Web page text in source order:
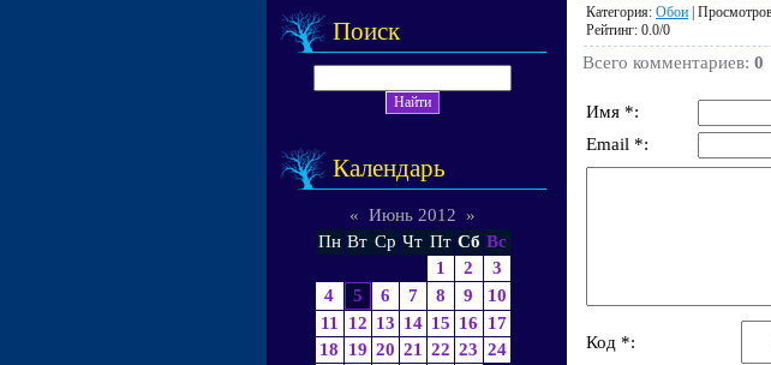
Поиск
Календарь
« Июнь 2012
»
Пн Вт Ср Чт Пт Сб Вс
1
2
3
4
5 6 7 8 9
10
11
12 13 14 15 16
17
18
19 20 21 22 23 24
Категория: Обои |
Рейтинг: 0.0/0
Всего комментариев: 0
Имя *:
Email *:
Код *: